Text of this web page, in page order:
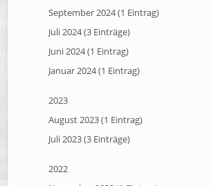
September 2024 (1 Eintrag)
Juli 2024 (3 Einträge)
Juni 2024 (1 Eintrag)
Januar 2024 (1 Eintrag)
2023
August 2023 (1 Eintrag)
Juli 2023 (3 Einträge)
2022